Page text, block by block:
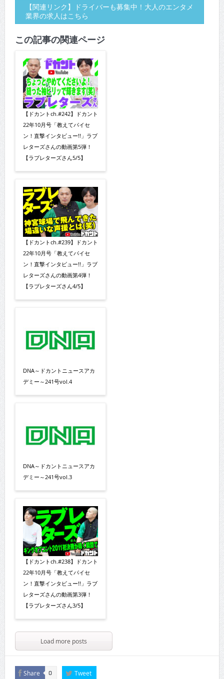
【関連リンク】ドライバーも募集中！大人のエンタメ
業界の求人はこちら
この記事の関連ページ
【ドカントch.#242】ドカント
22年10月号「教えてパイセ
ン！直撃インタビュー!!」ラブ
レターズさんの動画第5弾！
【ラブレターズさん5/5】
【ドカントch.#239】ドカント
22年10月号「教えてパイセ
ン！直撃インタビュー!!」ラブ
レターズさんの動画第4弾！
【ラブレターズさん4/5】
DNA～ドカントニュースアカ
デミー～241号vol.4
DNA～ドカントニュースアカ
デミー～241号vol.3
【ドカントch.#238】ドカント
22年10月号「教えてパイセ
ン！直撃インタビュー!!」ラブ
レターズさんの動画第3弾！
【ラブレターズさん3/5】
Load more posts
Share 0 Tweet